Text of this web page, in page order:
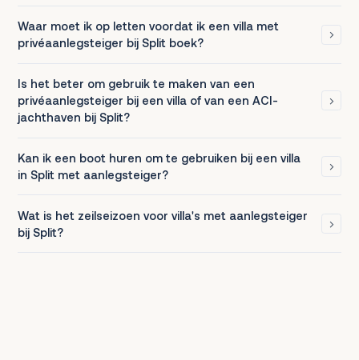
Waar moet ik op letten voordat ik een villa met
privéaanlegsteiger bij Split boek?
Is het beter om gebruik te maken van een
privéaanlegsteiger bij een villa of van een ACI-
jachthaven bij Split?
Kan ik een boot huren om te gebruiken bij een villa
in Split met aanlegsteiger?
Wat is het zeilseizoen voor villa's met aanlegsteiger
bij Split?